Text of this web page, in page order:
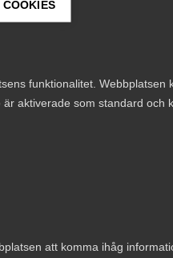
funktionalitet. Webbplatsen
aktiverade som standard och
att komma ihåg
på
ledarskap